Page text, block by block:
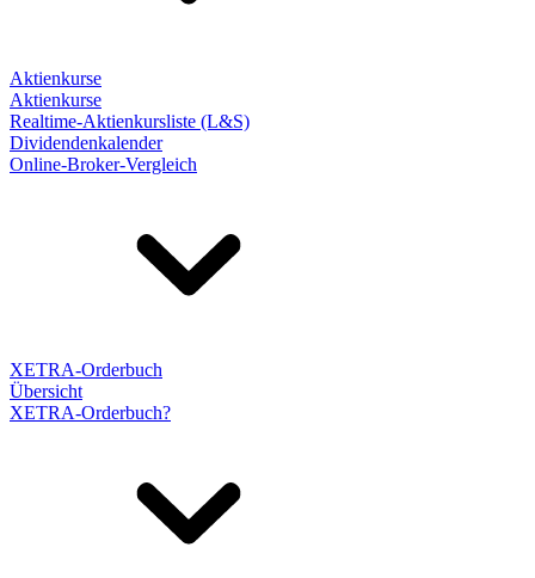
Aktienkurse
Aktienkurse
Realtime-Aktienkursliste (L&S)
Dividendenkalender
Online-Broker-Vergleich
XETRA-Orderbuch
Übersicht
XETRA-Orderbuch?